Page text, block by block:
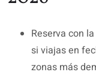
Reserva con
si viajas en
zonas más